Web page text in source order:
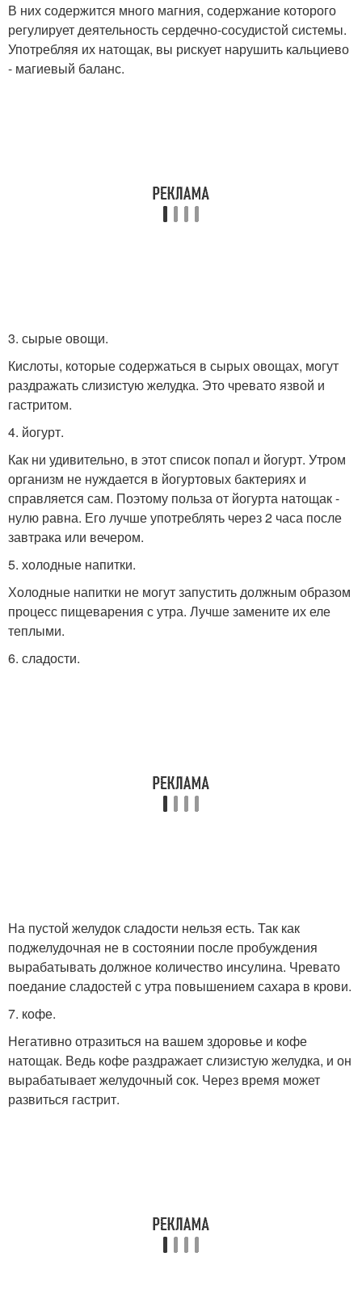
В них содержится много магния, содержание которого
регулирует деятельность сердечно-сосудистой системы.
Употребляя их натощак, вы рискует нарушить кальциево
- магиевый баланс.
3. сырые овощи.
Кислоты, которые содержаться в сырых овощах, могут
раздражать слизистую желудка. Это чревато язвой и
гастритом.
4. йогурт.
Как ни удивительно, в этот список попал и йогурт. Утром
организм не нуждается в йогуртовых бактериях и
справляется сам. Поэтому польза от йогурта натощак -
нулю равна. Его лучше употреблять через 2 часа после
завтрака или вечером.
5. холодные напитки.
Холодные напитки не могут запустить должным образом
процесс пищеварения с утра. Лучше замените их еле
теплыми.
6. сладости.
На пустой желудок сладости нельзя есть. Так как
поджелудочная не в состоянии после пробуждения
вырабатывать должное количество инсулина. Чревато
поедание сладостей с утра повышением сахара в крови.
7. кофе.
Негативно отразиться на вашем здоровье и кофе
натощак. Ведь кофе раздражает слизистую желудка, и он
вырабатывает желудочный сок. Через время может
развиться гастрит.